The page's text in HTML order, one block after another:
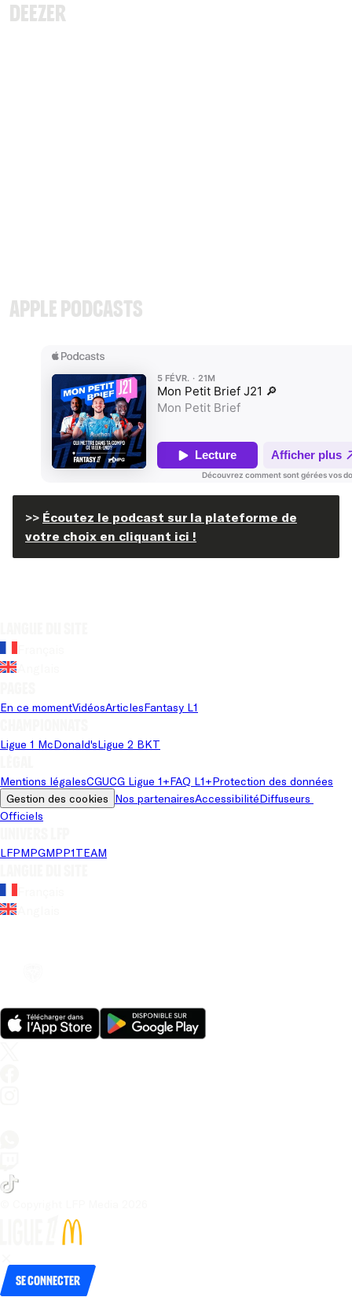
Deezer
Apple podcasts
>> Écoutez le podcast sur la plateforme de
votre choix en cliquant ici !
En ce momentVidéosArticlesFantasy L1
Ligue 1 McDonald'sLigue 2 BKT
Mentions légalesCGUCG Ligue 1+FAQ L1+Protection des données
Gestion des cookies Nos partenairesAccessibilitéDiffuseurs
Officiels
LFPMPGMPP1TEAM
Se connecter